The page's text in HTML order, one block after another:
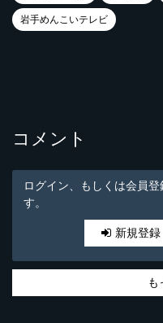
岩手めんこいテレビ
コメント
ログイン、もしくは会員
す。
新規登録
も